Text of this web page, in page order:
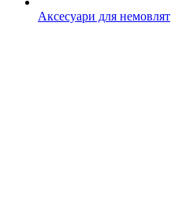
Аксесуари для немовлят